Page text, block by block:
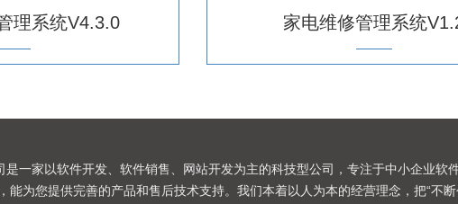
理系统V4.3.0 家电维修管理系统
一家以软件开发、软件销售、网站开发为主的科技型公司，专注于中小企业软
能为您提供完善的产品和售后技术支持。我们本着以人为本的经营理念，把“不